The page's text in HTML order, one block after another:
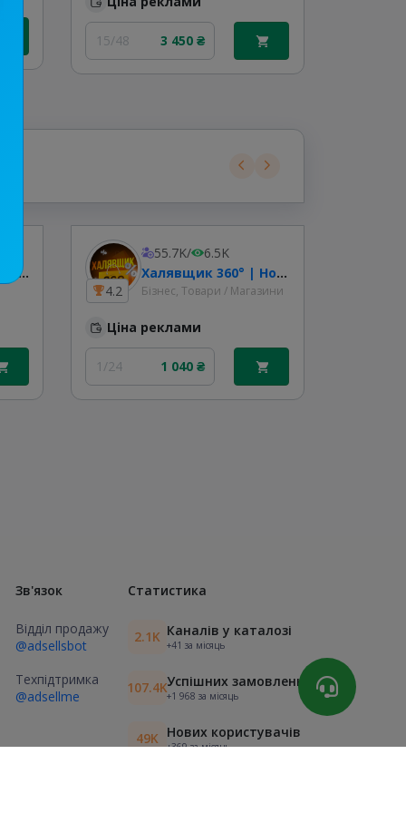
15/48 3 450 ₴
Бізнесмен UA | Фінанси
4.2
55.7K/
6.5K
Халявщик 360° | Новини знижок
Бізнес, Товари / Магазини
Ціна реклами
1/24 1 040 ₴
Зв'язок
Відділ продажу
@adsellsbot
Техпідтримка
@adsellme
Статистика
2.1K Каналів у каталозі
+41 за місяць
107.4KУспішних замовлень
+1 968 за місяць
49K Нових користувачів
+369 за місяць